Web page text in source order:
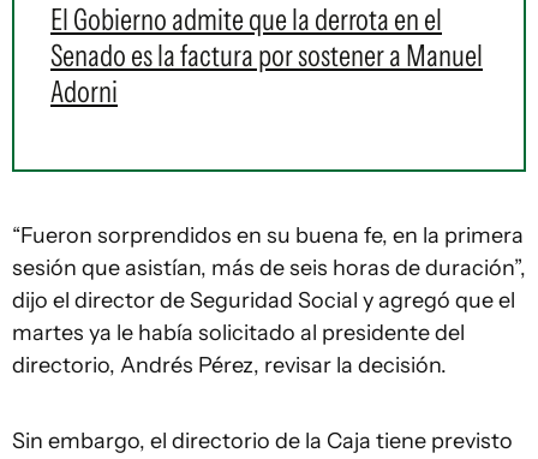
El Gobierno admite que la derrota en el
Senado es la factura por sostener a Manuel
Adorni
“Fueron sorprendidos en su buena fe, en la primera
sesión que asistían, más de seis horas de duración”,
dijo el director de Seguridad Social y agregó que el
martes ya le había solicitado al presidente del
directorio, Andrés Pérez, revisar la decisión.
Sin embargo, el directorio de la Caja tiene previsto